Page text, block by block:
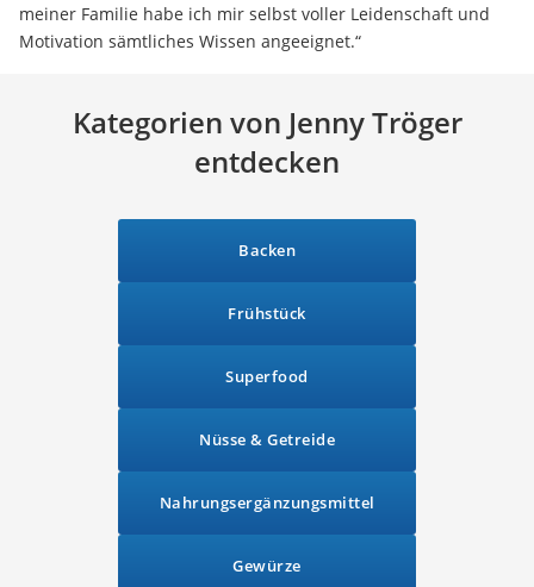
meiner Familie habe ich mir selbst voller Leidenschaft und
Motivation sämtliches Wissen angeeignet.“
Kategorien von Jenny Tröger
entdecken
Backen
Frühstück
Superfood
Nüsse & Getreide
Nahrungsergänzungsmittel
Gewürze